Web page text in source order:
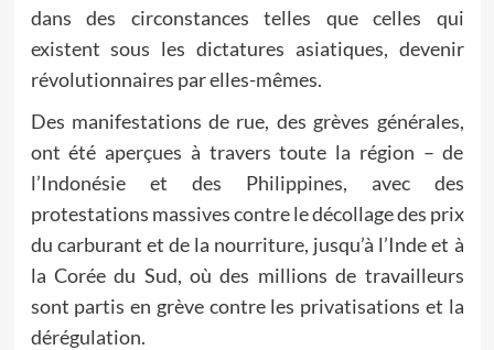
dans des circonstances telles que celles qui
existent sous les dictatures asiatiques, devenir
révolutionnaires par elles-mêmes.
Des manifestations de rue, des grèves générales,
ont été aperçues à travers toute la région – de
l’Indonésie et des Philippines, avec des
protestations massives contre le décollage des prix
du carburant et de la nourriture, jusqu’à l’Inde et à
la Corée du Sud, où des millions de travailleurs
sont partis en grève contre les privatisations et la
dérégulation.